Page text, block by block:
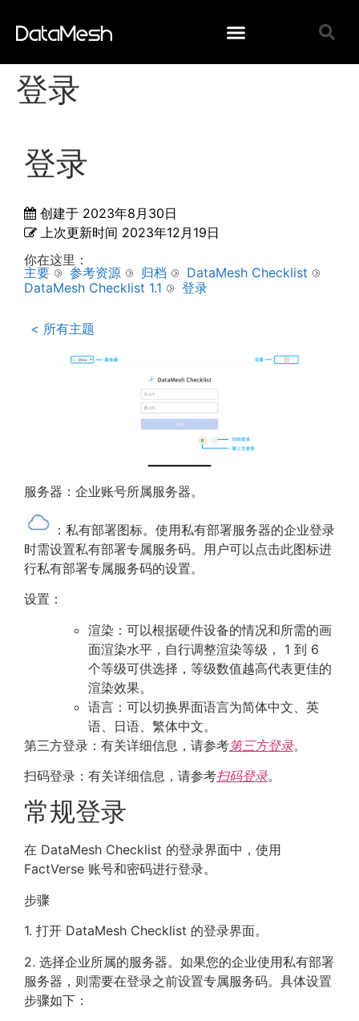
登录
登录
创建于 2023年8月30日
上次更新时间 2023年12月19日
你在这里：
主要
参考资源 归档
DataMesh Checklist
DataMesh Checklist 1.1
登录
< 所有主题
服务器：企业账号所属服务器。
：私有部署图标。使用私有部署服务器的企业登录
时需设置私有部署专属服务码。用户可以点击此图标进
行私有部署专属服务码的设置。
设置：
渲染：可以根据硬件设备的情况和所需的画
面渲染水平，自行调整渲染等级， 1 到 6
个等级可供选择，等级数值越高代表更佳的
渲染效果。
语言：可以切换界面语言为简体中文、英
语、日语、繁体中文。
第三方登录：有关详细信息，请参考第三方登录。
扫码登录：有关详细信息，请参考扫码登录。
常规登录
在 DataMesh Checklist 的登录界面中，使用
FactVerse 账号和密码进行登录。
步骤
1. 打开 DataMesh Checklist 的登录界面。
2. 选择企业所属的服务器。如果您的企业使用私有部署
服务器，则需要在登录之前设置专属服务码。具体设置
步骤如下：